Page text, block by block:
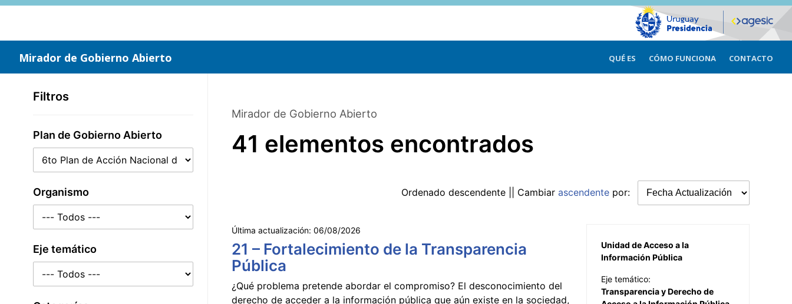
Saltar
Mirador de Gobierno Abierto QUÉ ES CÓMO FUNCIONA CONTACTO
Filtros
Plan de Gobierno Abierto
Organismo
Eje temático
Mirador de Gobierno Abierto
41 elementos encontrados
Ordenado descendente || Cambiar ascendente por:
Última actualización: 06/08/2026
21 – Fortalecimiento de la Transparencia
Pública
¿Qué problema pretende abordar el compromiso? El desconocimiento del
derecho de acceder a la información pública que aún existe en la sociedad,
Unidad de Acceso a la
Información Pública
Eje temático:
Transparencia y Derecho de